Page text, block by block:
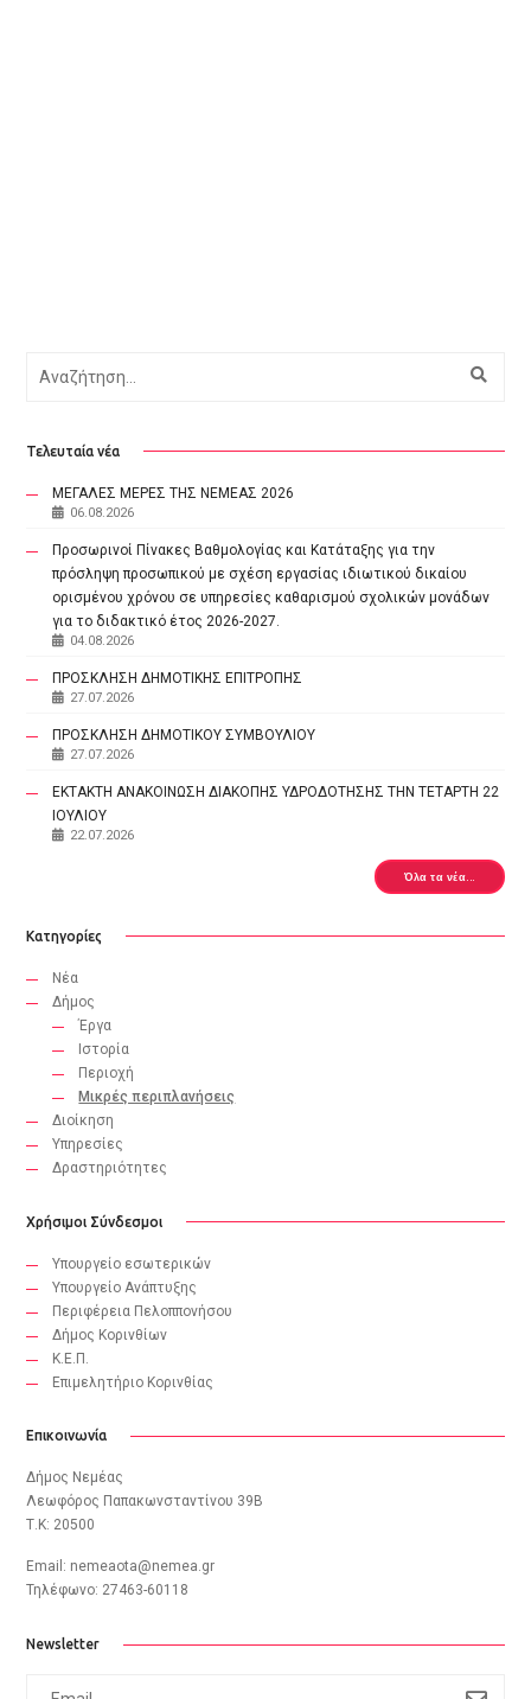
Τελευταία νέα
ΜΕΓΑΛΕΣ ΜΕΡΕΣ ΤΗΣ ΝΕΜΕΑΣ 2026
06.08.2026
Προσωρινοί Πίνακες Βαθμολογίας και Κατάταξης για την
πρόσληψη προσωπικού με σχέση εργασίας ιδιωτικού δικαίου
ορισμένου χρόνου σε υπηρεσίες καθαρισμού σχολικών μονάδων
για το διδακτικό έτος 2026-2027.
04.08.2026
ΠΡΟΣΚΛΗΣΗ ΔΗΜΟΤΙΚΗΣ ΕΠΙΤΡΟΠΗΣ
27.07.2026
ΠΡΟΣΚΛΗΣΗ ΔΗΜΟΤΙΚΟΥ ΣΥΜΒΟΥΛΙΟΥ
27.07.2026
ΕΚΤΑΚΤΗ ΑΝΑΚΟΙΝΩΣΗ ΔΙΑΚΟΠΗΣ ΥΔΡΟΔΟΤΗΣΗΣ ΤΗΝ ΤΕΤΑΡΤΗ 22
ΙΟΥΛΙΟΥ
22.07.2026
Όλα τα νέα...
Κατηγορίες
Νέα
Δήμος
Έργα
Ιστορία
Περιοχή
Μικρές περιπλανήσεις
Διοίκηση
Υπηρεσίες
Δραστηριότητες
Χρήσιμοι Σύνδεσμοι
Υπουργείο εσωτερικών
Υπουργείο Ανάπτυξης
Περιφέρεια Πελοππονήσου
Δήμος Κορινθίων
Κ.Ε.Π.
Eπιμελητήριο Κορινθίας
Επικοινωνία
Δήμος Νεμέας
Λεωφόρος Παπακωνσταντίνου 39B
Τ.Κ: 20500
Email: nemeaota@nemea.gr
Τηλέφωνο: 27463-60118
Newsletter